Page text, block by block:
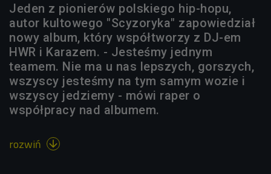
Jeden z pionierów polskiego hip-hopu,
autor kultowego "Scyzoryka" zapowiedział
nowy album, który współtworzy z DJ-em
HWR i Karazem. - Jesteśmy jednym
teamem. Nie ma u nas lepszych, gorszych,
wszyscy jesteśmy na tym samym wozie i
wszyscy jedziemy - mówi raper o
współpracy nad albumem.
rozwiń 